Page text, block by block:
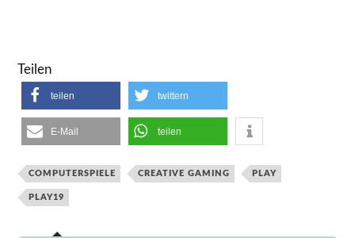
Teilen
teilen twittern
E-Mail teilen
COMPUTERSPIELE CREATIVE GAMING PLAY
PLAY19